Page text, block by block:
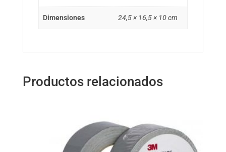
Dimensiones 24,5 × 16,5 × 10 cm
Productos relacionados